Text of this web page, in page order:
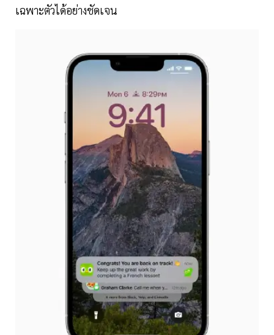
เฉพาะตัวได้อย่างชัดเจน